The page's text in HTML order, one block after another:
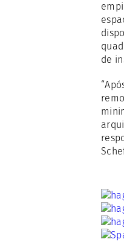
de